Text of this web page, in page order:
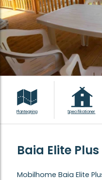
Plantegning Specifikationer
Baia Elite Plus
Mobilhome Baia Elite